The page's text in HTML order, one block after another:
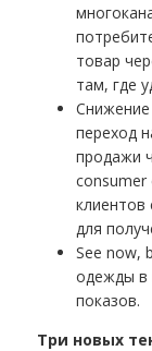
товар
там, где
Снижение
переход
продажи
consumer
клиентов
для
See now,
одежды в
показов.
Три новых